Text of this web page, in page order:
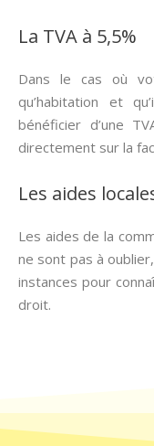
La TVA à 5,5%
Dans le cas où
qu’habitation et
bénéficier d’une
directement sur la
Les aides
Les aides de la
ne sont pas à
instances pour
droit.